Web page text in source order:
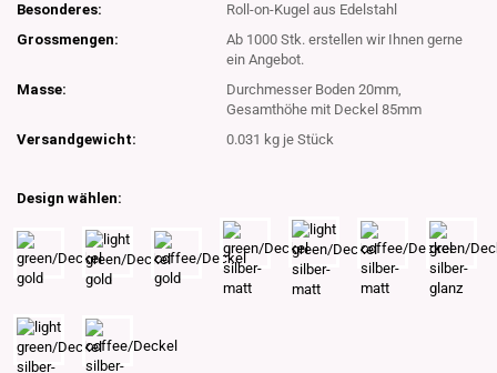
Besonderes:
Roll-on-Kugel aus Edelstahl
Grossmengen:
Ab 1000 Stk. erstellen wir Ihnen gerne
ein Angebot.
Masse:
Durchmesser Boden 20mm,
Gesamthöhe mit Deckel 85mm
Versandgewicht:
0.031 kg je Stück
Design wählen: